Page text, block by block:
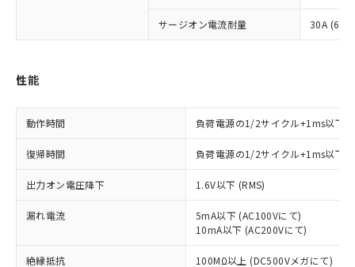
サージオン電流耐量 30A
性能
動作時間 負荷電源の1/2サイクル+1ms以下
復帰時間 負荷電源の1/2サイクル+1ms以下
出力オン電圧降下 1.6V以下 (RMS)
漏れ電流
5mA以下 (AC100Vにて)
10mA以下 (AC200Vにて)
絶縁抵抗 100MΩ以上 (DC500Vメガにて)
以下の条件をお読みいただき、同意のうえ
当社制御機器事業取扱商品の中には、
本サービスの対象外となる商品もある
ことをご了承ください。
在庫状況および標準価格照会結果は、
記載している更新日時点での社内デー
タに基づき作成されるものであり、閲
覧された時点での実際の在庫および標
準価格とは異なる場合があることをご
調査・確認中：EU RoHS指令（10物質）の
害物質有無と関係のない商品です。
仕入先様の事情により、非含有部品として
いたものが、含有品と判明した場合などや
むを得ず変更することがあります。
*EU RoHS指令（10物質）：
鉛(Pb) 1000ppm以下、 水銀(Hg) 1000ppm以下、 カド
ミウム(Cd) 100ppm以下、
六価クロム(Cr(Ⅵ)) 1000ppm以下、ポリ臭化ビフェニル
類(PBB) 1000ppm以下、ポリ臭化ジフェニルエーテル類
(PBDE) 1000ppm以下、フタル酸ビス(2-エチルヘキシ
ル) (DEHP)(別名：DOP) 1000ppm以下、フタル酸ブチ
基準値以下であることを示します。
「×」：最大均質材料含有率が中国RoHSの
基準値を超えていることを示します。
「－」：未確認です。当社販売部門へお問
*中国RoHS10物質の基準値 (GB/T26572)：
Pb(鉛) :1000ppm、 Hg(水銀) : 1000ppm、 Cd(カドミウ
Cr(Ⅵ)(六価クロム) : 1000ppm、 PBBs(ポリ臭化ビフェ
ル類) : 1000ppm、
当社は、これら貴社製品のうち、外国
為替および外国貿易法に定める商品
（以下｢規制貨物等」という）を輸出
または国外への提供する場合は、日本
国政府の輸出許可(または役務取引許
可)を取得するなどの必要な手続きを
当社は規制貨物を破棄する場合は、完
一定数以上の在庫あり